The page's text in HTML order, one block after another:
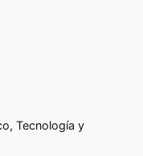
Tecnología y